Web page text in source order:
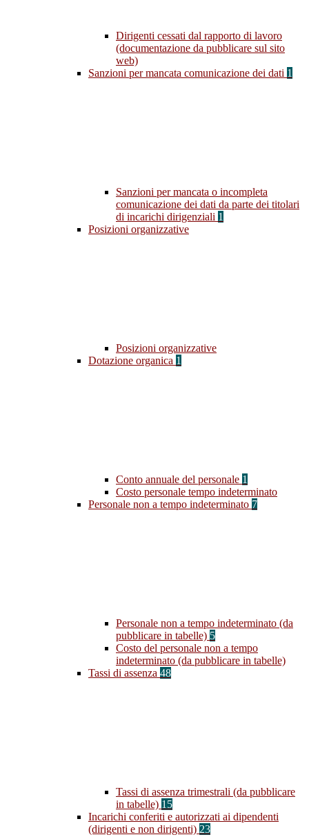
Dirigenti cessati dal rapporto di lavoro
(documentazione da pubblicare sul sito
web)
Sanzioni per mancata comunicazione dei dati 1
Sanzioni per mancata o incompleta
comunicazione dei dati da parte dei titolari
di incarichi dirigenziali 1
Posizioni organizzative
Posizioni organizzative
Dotazione organica 1
Conto annuale del personale 1
Costo personale tempo indeterminato
Personale non a tempo indeterminato 7
Personale non a tempo indeterminato (da
pubblicare in tabelle) 5
Costo del personale non a tempo
indeterminato (da pubblicare in tabelle)
Tassi di assenza 48
Tassi di assenza trimestrali (da pubblicare
in tabelle) 15
Incarichi conferiti e autorizzati ai dipendenti
(dirigenti e non dirigenti) 23